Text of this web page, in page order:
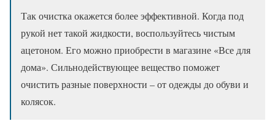
Так очистка окажется более эффективной. Когда под
рукой нет такой жидкости, воспользуйтесь чистым
ацетоном. Его можно приобрести в магазине «Все для
дома». Сильнодействующее вещество поможет
очистить разные поверхности – от одежды до обуви и
колясок.